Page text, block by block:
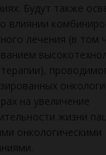
Будут также
влиянии
лечения (в том
на увеличение
жизни
онкологическими